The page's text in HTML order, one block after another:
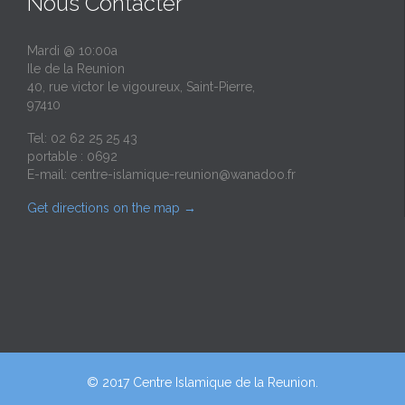
Mardi @ 10:00a
Ile de la Reunion
40, rue victor le vigoureux, Saint-Pierre,
97410
Tel: 02 62 25 25 43
portable : 0692
E-mail: centre-islamique-reunion@wanadoo.fr
Get directions on the map →
© 2017 Centre Islamique de la Reunion.